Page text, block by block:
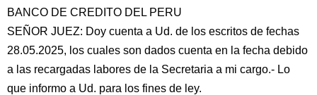
BANCO DE CREDITO DEL PERU
SEÑOR JUEZ: Doy cuenta a Ud. de los escritos de fechas
28.05.2025, los cuales son dados cuenta en la fecha debido
a las recargadas labores de la Secretaria a mi cargo.- Lo
que informo a Ud. para los fines de ley.